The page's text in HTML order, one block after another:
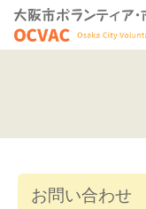
お問い合わせ